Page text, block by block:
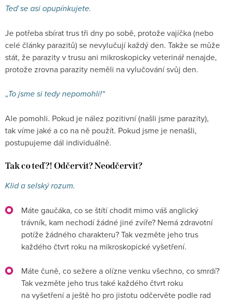
Teď se asi opupínkujete.
Je potřeba sbírat trus tři dny po sobě, protože vajíčka (nebo
celé články parazitů) se nevylučují každý den. Takže se může
stát, že parazity v trusu ani mikroskopicky veterinář nenajde,
protože zrovna parazity neměli na vylučování svůj den.
„To jsme si tedy nepomohli!“
Ale pomohli. Pokud je nález pozitivní (našli jsme parazity),
tak víme jaké a co na ně použít. Pokud jsme je nenašli,
postupujeme dál individuálně.
Tak co teď?! Odčervit? Neodčervit?
Klid a selský rozum.
Máte gaučáka, co se štítí chodit mimo váš anglický
trávník, kam nechodí žádné jiné zvíře? Nemá zdravotní
potíže žádného charakteru? Tak vezměte jeho trus
každého čtvrt roku na mikroskopické vyšetření.
Máte čuně, co sežere a olízne venku všechno, co smrdí?
Tak vezměte jeho trus také každého čtvrt roku
na vyšetření a ještě ho pro jistotu odčervěte podle rad